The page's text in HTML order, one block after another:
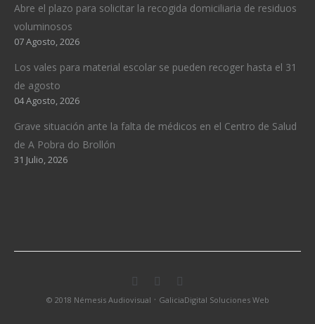
Abre el plazo para solicitar la recogida domiciliaria de residuos
voluminosos
07 Agosto, 2026
Los vales para material escolar se pueden recoger hasta el 31
de agosto
04 Agosto, 2026
Grave situación ante la falta de médicos en el Centro de Salud
de A Pobra do Brollón
31 Julio, 2026
© 2018 Némesis Audiovisual · GaliciaDigital Soluciones Web